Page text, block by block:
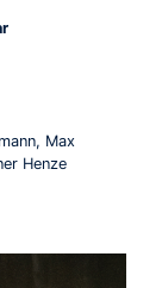
Max
Henze